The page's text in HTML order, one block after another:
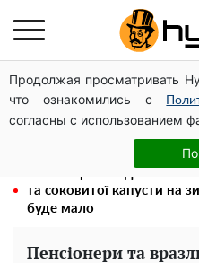
Продолжая просматривать
что ознакомились с
согласны с использованием
Олена Тополя злив відео
"Антитіла" Тарас Тополя
Як учасник бойових дій
оплату комунальних
та соковитої капусти на
буде мало
Пенсіонери та